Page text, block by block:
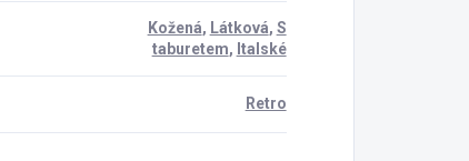
Kožená, Látková, S
taburetem, Italské
Retro